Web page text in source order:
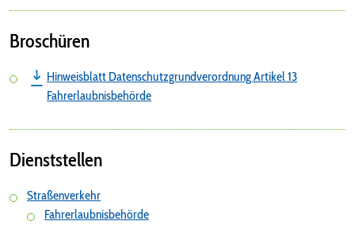
Broschüren
Hinweisblatt Datenschutzgrundverordnung Artikel 13
Fahrerlaubnisbehörde
Dienststellen
Straßenverkehr
Fahrerlaubnisbehörde